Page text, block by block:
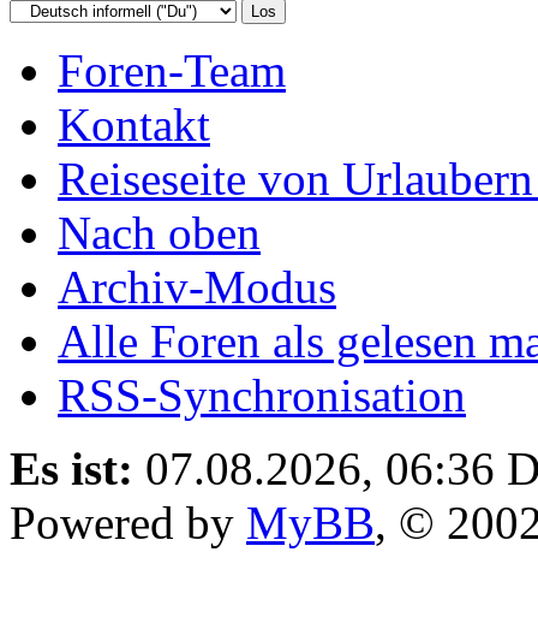
Foren-Team
Kontakt
Reiseseite von
Nach oben
Archiv-Modus
Alle Foren als gelesen
RSS-Synchronisation
Es ist: 07.08.2026, 06:36
Powered by MyBB, ©